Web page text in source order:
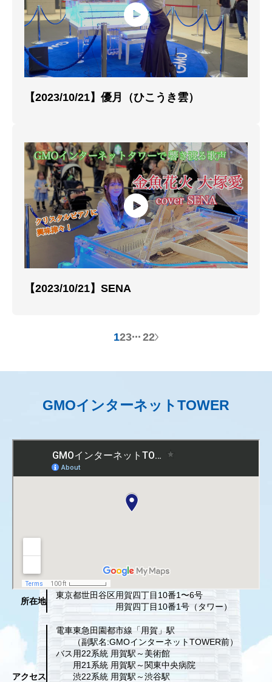
【2023/10/21】優月（ひこうき雲）
【2023/10/21】SENA
1234 22
GMOインターネットTOWER
所在地
東京都世田谷区用賀四丁目10番1〜6号
用賀四丁目10番1号（タワー）
アクセス
電車東急田園都市線「用賀」駅
（副駅名:GMOインターネットTOWER前）
バス 用22系統 用賀駅～美術館
用21系統 用賀駅～関東中央病院
渋22系統 用賀駅～渋谷駅